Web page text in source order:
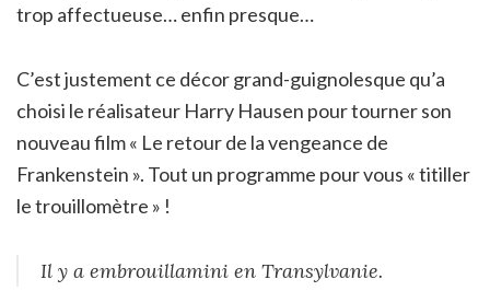
trop affectueuse… enfin presque…
C’est justement ce décor grand-guignolesque qu’a
choisi le réalisateur Harry Hausen pour tourner son
nouveau film « Le retour de la vengeance de
Frankenstein ». Tout un programme pour vous « titiller
le trouillomètre » !
Il y a embrouillamini en Transylvanie.